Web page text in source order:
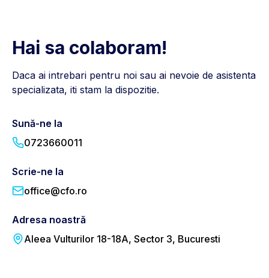
Hai sa colaboram!
Daca ai intrebari pentru noi sau ai nevoie de asistenta
specializata, iti stam la dispozitie.
Sună-ne la
0723660011
Scrie-ne la
office@cfo.ro
Adresa noastră
Aleea Vulturilor 18-18A, Sector 3, Bucuresti